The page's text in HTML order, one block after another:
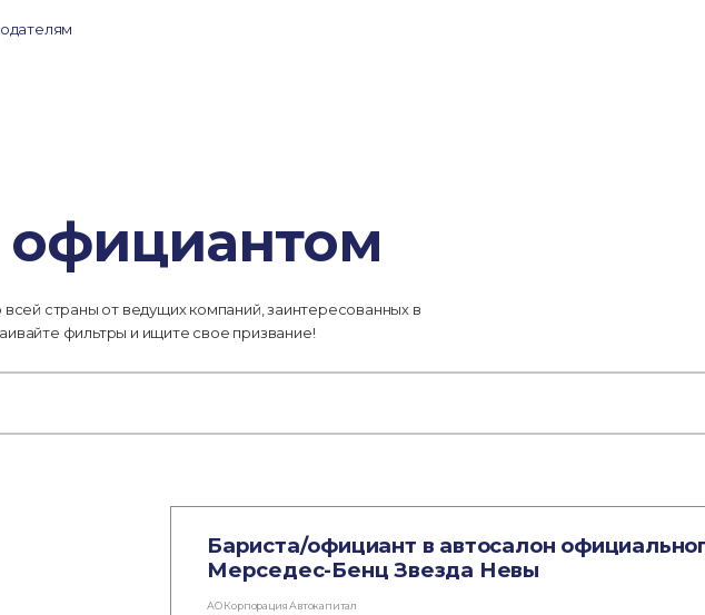
официантом
страны от ведущих компаний, заинтересованных в
фильтры и ищите свое призвание!
Бариста/официант в автосалон
Мерседес-Бенц Звезда Невы
АО Корпорация Автокапитал